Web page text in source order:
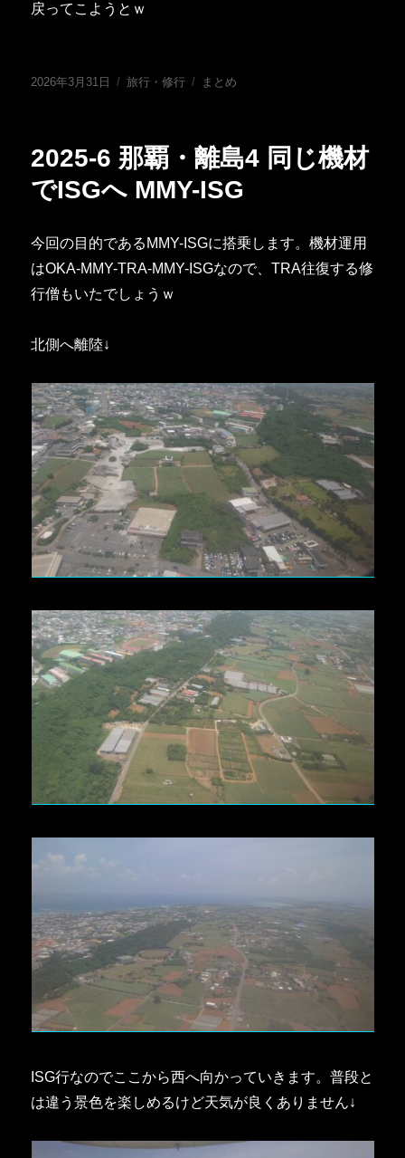
戻ってこようとｗ
投
2026年3月31日
カ
ー
旅行・修行
タ
まとめ
2025-6 那覇・離島4 同じ機材
でISGへ MMY-ISG
今回の目的であるMMY-ISGに搭乗します。機材運用
はOKA-MMY-TRA-MMY-ISGなので、TRA往復する修
行僧もいたでしょうｗ
北側へ離陸↓
ISG行なのでここから西へ向かっていきます。普段と
は違う景色を楽しめるけど天気が良くありません↓